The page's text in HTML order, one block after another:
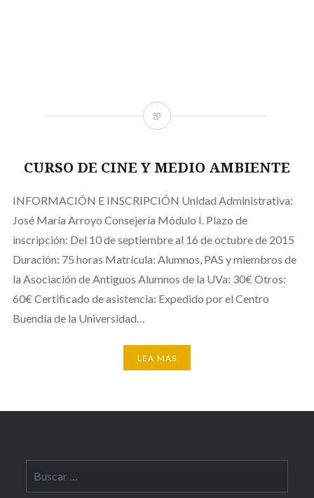
CURSO DE CINE Y MEDIO AMBIENTE
INFORMACIÓN E INSCRIPCIÓN Unidad Administrativa:
José María Arroyo Consejería Módulo I. Plazo de
inscripción: Del 10 de septiembre al 16 de octubre de 2015
Duración: 75 horas Matrícula: Alumnos, PAS y miembros de
la Asociación de Antiguos Alumnos de la UVa: 30€ Otros:
60€ Certificado de asistencia: Expedido por el Centro
Buendía de la Universidad…
LEA MÁS